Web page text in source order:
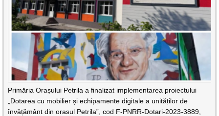
Primăria Orașului Petrila a finalizat implementarea proiectului
„Dotarea cu mobilier și echipamente digitale a unităților de
învățământ din orasul Petrila”, cod F-PNRR-Dotari-2023-3889,